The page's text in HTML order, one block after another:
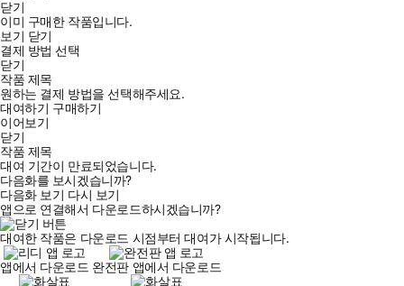
닫기
이미 구매한 작품입니다.
보기 닫기
결제 방법 선택
닫기
작품 제목
원하는 결제 방법을 선택해주세요.
대여하기 구매하기
이어보기
닫기
작품 제목
대여 기간이 만료되었습니다.
다음화를 보시겠습니까?
다음화 보기 다시 보기
앱으로 연결해서 다운로드하시겠습니까?
대여한 작품은 다운로드 시점부터 대여가 시작됩니다.
앱에서 다운로드 완전판 앱에서 다운로드